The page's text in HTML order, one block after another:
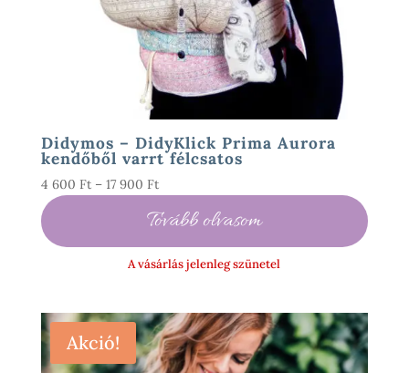
Didymos – DidyKlick Prima Aurora
kendőből varrt félcsatos
4 600 Ft – 17 900 FtÁrtartomány:
600 Ft
-
17
Tovább olvasom
A vásárlás jelenleg szünetel
Akció!